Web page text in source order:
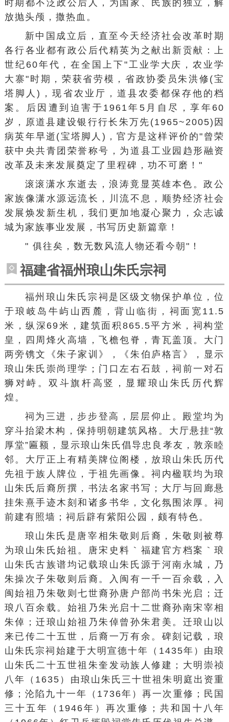
时期都不泛政公后人，为国家、民族的独立，解
放抛头颅，撒热血。
新中国成立后，直至今天经济社会改革时期
各行各业都有政公后代精英为之献出新贡献：上
世纪60年代，在全国上下"工业学大庆，农业学
大寨"时期，荣获省劳模，省政协委员朱洪修(宝
塔脚人)，现省农业厅，道县农委都保存他的档
案。后因遭到迫害于1961年5月自尽，享年60
岁，原道县建设银行行长朱万先(1965~2005)因
病英年早逝(宝塔脚人)，官方是这样评价的"曾荣
获中央共青团荣誉称号，为道县工业园趋形融资
改革及未来发展奠定了里程碑，功不可磨！"
滚滚潇水东逝去，浪涛竟显英雄本色。政公
家族像潇水源远流长，川流不息，顺势经济社会
发展焕发新生机，我们更加地凝心聚力，众志诚
城为家族事业发展，书写历史新篇章！
" 俱往矣，数无数风流人物还看今朝"！
福建省福州琅山朱氏宗祠
福州 琅山朱氏宗祠 是区级文物保护单位，位
于琅岐岛 牛屿山西麓，背山临街，祠面宽11.5
米，纵深69米，建筑面积865.5平方米，祠构堂
皇，四周烽火高墙，飞檐包脊，青瓦盖顶。大门
两旁镌文《朱子家训》，《朱伯庐格言》，显示
琅山朱氏崇尚理学；门口左右石鼓，祠前一对石
狮 对峙。双斗旗杆高竖，显耀琅山朱氏历代辉
煌。
祠为三进，步步登高，层层仰止。殿堂均为
穿斗抬梁木构，保持明朝建筑风格。大厅悬挂“敦
厚堂”匾额，显示琅山朱氏倡导忠良孝友，敦亲睦
邻。大厅正上有精美牌位阁楼，放琅山朱氏历代
先祖于族人牌位，于祖先画像。祠内楹联均为琅
山朱氏后裔所撰，书法名家书写；大厅与回廊悬
挂朱熹手迹木刻和诸多书华，文化氛围浓厚。祠
前建有照墙；祠后辟有紫阳公园，颇有特色。
琅山朱氏是唐宰相朱敬则 后裔，朱敬则被尊
为琅山朱氏始祖。唐宋史料｀福建官方档案｀琅
山朱氏古族谱均记载琅山朱氏源于河南 永城 ，乃
朱操次子朱敬则后裔。入闽有一千一百余载，入
闽始祖乃朱敬则七世裔孙唐户部尚书朱光启；迁
琅八百余载。始祖乃朱光启十二世裔孙南宋宰相
朱倬；迁琅山始祖乃朱倬曾孙朱君美。迁琅山以
来已传二十五世，后裔一万有余。碑刻记载，琅
山朱氏宗祠始建于大明宣德十年（1435年）由琅
山朱氏二十五世祖 朱奎 发动族人修建；大明 崇祯
八年（1635）由琅山朱氏三十世祖朱明庭出资重
修；沦陷九十一年（1736年）再一次重修；民国
三十五年（1946年）再次重修；共和国十八年